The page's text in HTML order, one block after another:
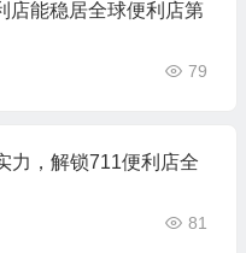
店能稳居全球便利店第
79
力，解锁711便利店全
81